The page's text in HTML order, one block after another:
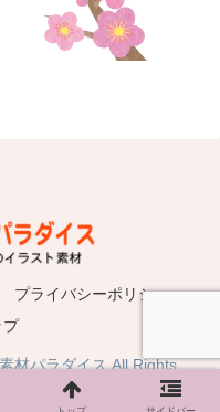
プライバシーポリシー
プ
材パラダイス All Rights